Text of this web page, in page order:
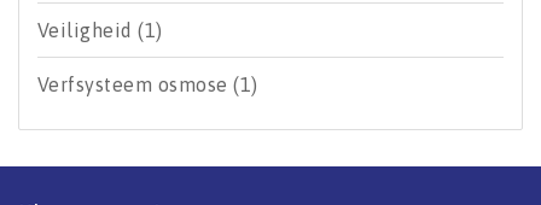
Veiligheid(1)
Verfsysteem osmose(1)